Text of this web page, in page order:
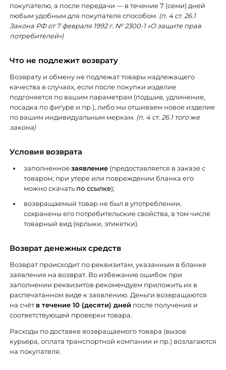
покупателю, а после передачи — в течение 7 (семи) дней
любым удобным для покупателя способом. (п. 4 ст. 26.1
Закона РФ от 7 февраля 1992 г. № 2300-1 «О защите прав
потребителей»)
Что не подлежит возврату
Возврату и обмену не подлежат товары надлежащего
качества в случаях, если после покупки изделие
подгоняется по вашим параметрам (подшив, удлинение,
посадка по фигуре и пр.), либо мы отшиваем новое изделие
по вашим индивидуальным меркам. (п. 4 ст. 26.1 того же
закона)
Условия возврата
заполненноезаявление (предоставляется в заказе с
товаром; при утере или повреждении бланка его
можно скачать по ссылке);
возвращаемый товар не был в употреблении,
сохранены его потребительские свойства, в том числе
товарный вид (ярлыки, этикетки).
Возврат денежных средств
Возврат происходит по реквизитам, указанным в бланке
заявления на возврат. Во избежание ошибок при
заполнении реквизитов рекомендуем приложить их в
распечатанном виде к заявлению. Деньги возвращаются
на счётв течение 10 (десяти) дней после получения и
соответствующей проверки товара.
Расходы по доставке возвращаемого товара (вызов
курьера, оплата транспортной компании и пр.) возлагаются
на покупателя.